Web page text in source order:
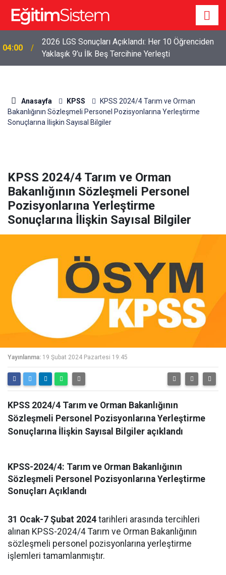
04:00
2026 LGS Sonuçları Açıklandı: Her 10 Öğrenciden
Yaklaşık 9’u İlk Beş Tercihine Yerleşti
Anasayfa KPSS
KPSS 2024/4 Tarım ve Orman
Bakanlığının Sözleşmeli Personel Pozisyonlarına Yerleştirme
Sonuçlarına İlişkin Sayısal Bilgiler
KPSS 2024/4 Tarım ve Orman
Bakanlığının Sözleşmeli Personel
Pozisyonlarına Yerleştirme
Sonuçlarına İlişkin Sayısal Bilgiler
Yayınlanma: 19 Şubat 2024 Pazartesi 19:45
KPSS 2024/4 Tarım ve Orman Bakanlığının
Sözleşmeli Personel Pozisyonlarına Yerleştirme
Sonuçlarına İlişkin Sayısal Bilgiler açıklandı
KPSS-2024/4: Tarım ve Orman Bakanlığının
Sözleşmeli Personel Pozisyonlarına Yerleştirme
Sonuçları Açıklandı
31 Ocak-7 Şubat 2024 tarihleri arasında tercihleri
alınan KPSS-2024/4 Tarım ve Orman Bakanlığının
sözleşmeli personel pozisyonlarına yerleştirme
işlemleri tamamlanmıştır.